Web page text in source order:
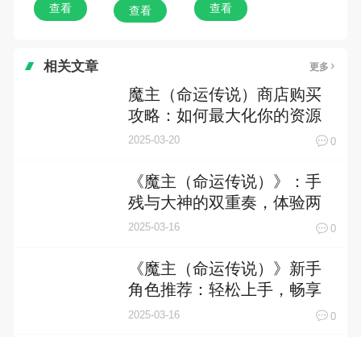
查看 查看 查看
相关文章 更多
魔主（命运传说）商店购买
攻略：如何最大化你的资源
收益
2025-03-20 0
《魔主（命运传说）》：手
残与大神的双重奏，体验两
极分化的背后
2025-03-16 0
《魔主（命运传说）》新手
角色推荐：轻松上手，畅享
奇幻冒险
2025-03-16 0